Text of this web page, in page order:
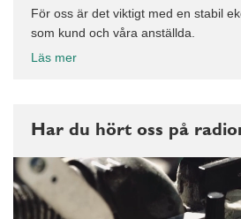
För oss är det viktigt med en stabil
som kund och våra anställda.
Läs mer
Har du hört oss på